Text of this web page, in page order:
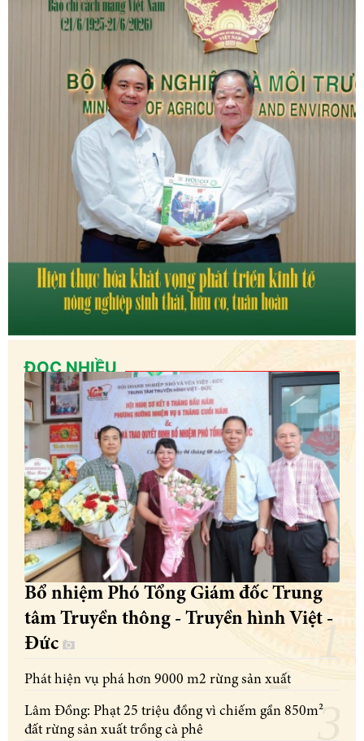
ĐỌC NHIỀU
Bổ nhiệm Phó Tổng Giám đốc Trung
tâm Truyền thông - Truyền hình Việt -
Đức
Phát hiện vụ phá hơn 9000 m2 rừng sản xuất
Lâm Đồng: Phạt 25 triệu đồng vì chiếm gần 850m²
đất rừng sản xuất trồng cà phê